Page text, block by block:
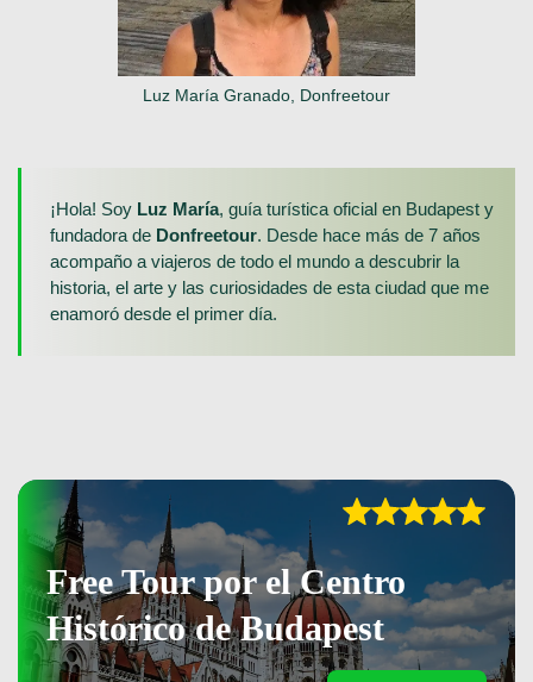
Luz María Granado, Donfreetour
¡Hola! Soy Luz María, guía turística oficial en Budapest y
fundadora de Donfreetour. Desde hace más de 7 años
acompaño a viajeros de todo el mundo a descubrir la
historia, el arte y las curiosidades de esta ciudad que me
enamoró desde el primer día.
Free Tour por el Centro
Histórico de Budapest